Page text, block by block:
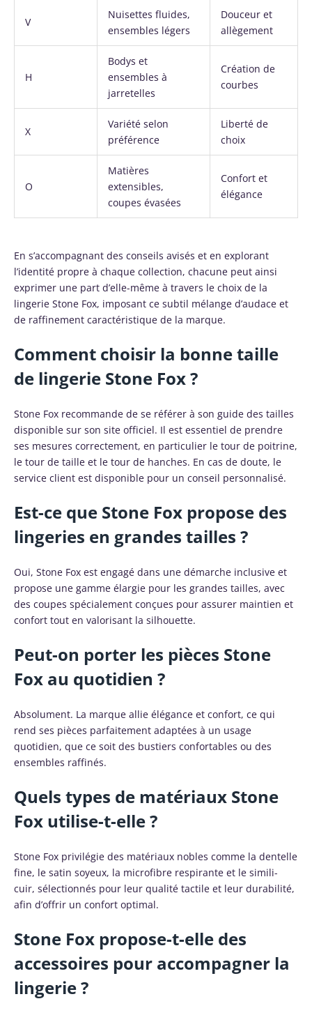
V
Nuisettes fluides,
ensembles légers
Douceur et
allègement
H
Bodys et
ensembles à
jarretelles
Création de
courbes
X
Variété selon
préférence
Liberté de
choix
O
Matières
extensibles,
coupes évasées
Confort et
élégance
En s’accompagnant des conseils avisés et en explorant
l’identité propre à chaque collection, chacune peut ainsi
exprimer une part d’elle-même à travers le choix de la
lingerie Stone Fox, imposant ce subtil mélange d’audace et
de raffinement caractéristique de la marque.
Comment choisir la bonne taille
de lingerie Stone Fox ?
Stone Fox recommande de se référer à son guide des tailles
disponible sur son site officiel. Il est essentiel de prendre
ses mesures correctement, en particulier le tour de poitrine,
le tour de taille et le tour de hanches. En cas de doute, le
service client est disponible pour un conseil personnalisé.
Est-ce que Stone Fox propose des
lingeries en grandes tailles ?
Oui, Stone Fox est engagé dans une démarche inclusive et
propose une gamme élargie pour les grandes tailles, avec
des coupes spécialement conçues pour assurer maintien et
confort tout en valorisant la silhouette.
Peut-on porter les pièces Stone
Fox au quotidien ?
Absolument. La marque allie élégance et confort, ce qui
rend ses pièces parfaitement adaptées à un usage
quotidien, que ce soit des bustiers confortables ou des
ensembles raffinés.
Quels types de matériaux Stone
Fox utilise-t-elle ?
Stone Fox privilégie des matériaux nobles comme la dentelle
fine, le satin soyeux, la microfibre respirante et le simili-
cuir, sélectionnés pour leur qualité tactile et leur durabilité,
afin d’offrir un confort optimal.
Stone Fox propose-t-elle des
accessoires pour accompagner la
lingerie ?